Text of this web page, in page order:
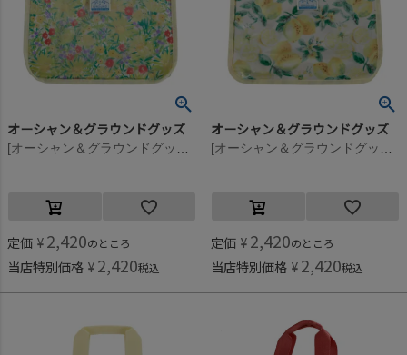
オーシャン＆グラウンドグッズ
定価 ¥ 2,420のところ
当店特別価格 ¥ 2,420税込
オーシャン＆グラウンドグッズ
定価 ¥ 2,420のところ
当店特別価格 ¥ 2,420税込